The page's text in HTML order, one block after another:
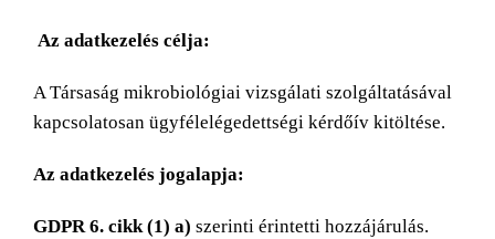
Az adatkezelés célja:
A Társaság mikrobiológiai vizsgálati szolgáltatásával
kapcsolatosan ügyfélelégedettségi kérdőív kitöltése.
Az adatkezelés jogalapja:
GDPR 6. cikk (1) a) szerinti érintetti hozzájárulás.